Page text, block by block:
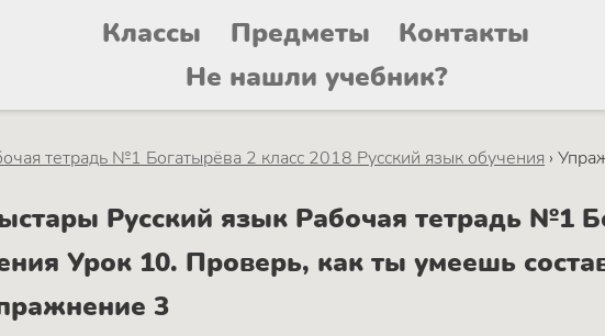
Классы Предметы
Контакты
Не нашли учебник?
тетрадь №1 Богатырёва 2 класс 2018 Русский язык обучения ›
Русский язык Рабочая тетрадь №1
Урок 10. Проверь, как ты умеешь
3